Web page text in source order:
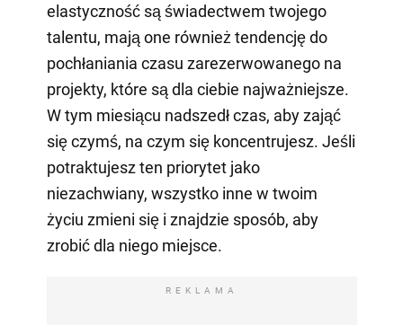
elastyczność są świadectwem twojego
talentu, mają one również tendencję do
pochłaniania czasu zarezerwowanego na
projekty, które są dla ciebie najważniejsze.
W tym miesiącu nadszedł czas, aby zająć
się czymś, na czym się koncentrujesz. Jeśli
potraktujesz ten priorytet jako
niezachwiany, wszystko inne w twoim
życiu zmieni się i znajdzie sposób, aby
zrobić dla niego miejsce.
REKLAMA